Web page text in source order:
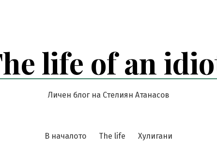
life of an
Личен блог на Стелиян Атанасов
В началото The life Хулигани